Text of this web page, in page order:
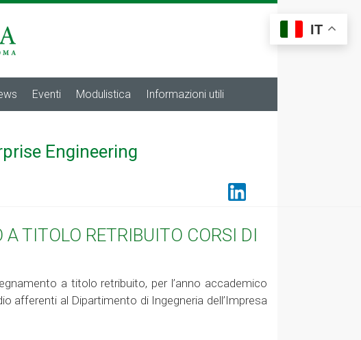
Eventi Modulistica Informazioni utili
Engineering
TITOLO RETRIBUITO CORSI DI
a titolo retribuito, per l’anno accademico
afferenti al Dipartimento di Ingegneria dell’Impresa
IT